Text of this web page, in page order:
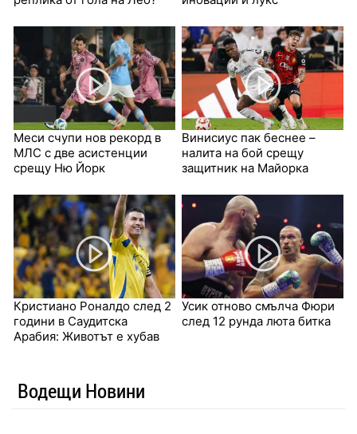
Меси счупи нов рекорд в
МЛС с две асистенции
срещу Ню Йорк
Винисиус пак беснее –
налита на бой срещу
защитник на Майорка
Кристиано Роналдо след 2
години в Саудитска
Арабия: Животът е хубав
Усик отново смълча Фюри
след 12 рунда люта битка
Водещи Новини